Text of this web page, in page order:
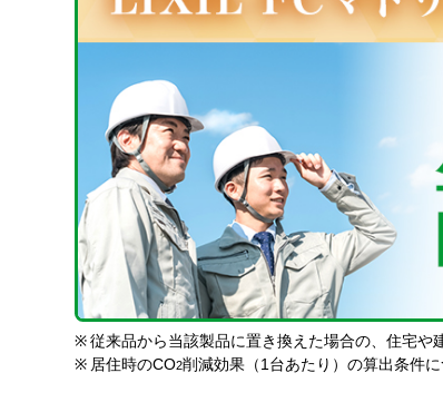
※ 従来品から当該製品に置き換えた場合の、住宅
※ 居住時のCO2削減効果（1台あたり）の算出条件に